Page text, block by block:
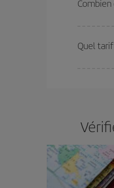
choisir le
plus
Quel